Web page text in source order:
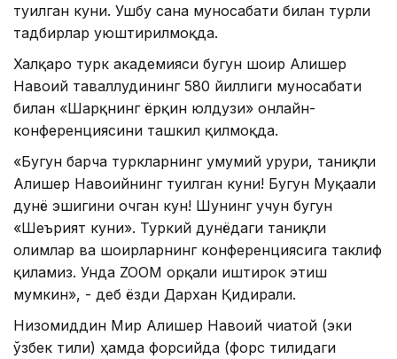
туғилган куни. Ушбу сана муносабати билан турли
тадбирлар уюштирилмоқда.
Халқаро турк академияси бугун шоир Алишер
Навоий таваллудининг 580 йиллиги муносабати
билан «Шарқнинг ёрқин юлдузи» онлайн-
конференциясини ташкил қилмоқда.
«Бугун барча туркларнинг умумий ғурури, таниқли
Алишер Навоийнинг туғилган куни! Бугун Муқағали
дунё эшигини очган кун! Шунинг учун бугун
«Шеърият куни». Туркий дунёдаги таниқли
олимлар ва шоирларнинг конференциясига таклиф
қиламиз. Унда ZOOM орқали иштирок этиш
мумкин», - деб ёзди Дархан Қидирали.
Низомиддин Мир Алишер Навоий чиғатой (эки
ўзбек тили) ҳамда форсийда (форс тилидаги